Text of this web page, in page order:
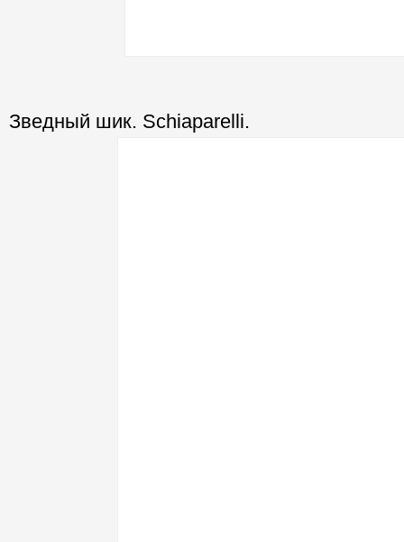
Зведный шик. Schiaparelli.